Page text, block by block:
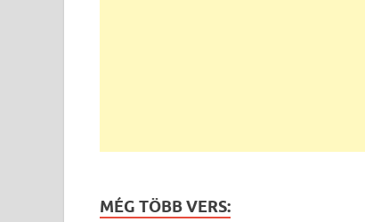
MÉG TÖBB VERS: